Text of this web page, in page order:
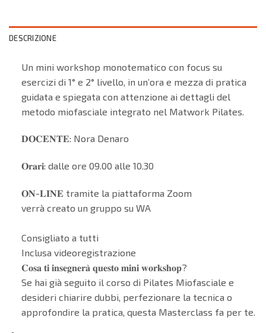
DESCRIZIONE
Un mini workshop monotematico con focus su
esercizi di 1° e 2° livello, in un’ora e mezza di pratica
guidata e spiegata con attenzione ai dettagli del
metodo miofasciale integrato nel Matwork Pilates.
𝐃𝐎𝐂𝐄𝐍𝐓𝐄: Nora Denaro
𝐎𝐫𝐚𝐫𝐢: dalle ore 09.00 alle 10.30
𝐎𝐍-𝐋𝐈𝐍𝐄 tramite la piattaforma Zoom
verrà creato un gruppo su WA
Consigliato a tutti
Inclusa videoregistrazione
𝐂𝐨𝐬𝐚 𝐭𝐢 𝐢𝐧𝐬𝐞𝐠𝐧𝐞𝐫𝐚̀ 𝐪𝐮𝐞𝐬𝐭𝐨 𝐦𝐢𝐧𝐢 𝐰𝐨𝐫𝐤𝐬𝐡𝐨𝐩?
Se hai già seguito il corso di Pilates Miofasciale e
desideri chiarire dubbi, perfezionare la tecnica o
approfondire la pratica, questa Masterclass fa per te.